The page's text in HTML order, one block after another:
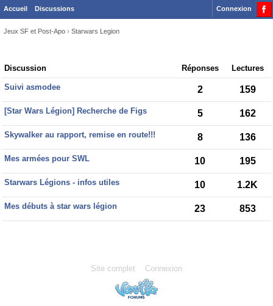
Accueil Discussions Connexion
Jeux SF et Post-Apo › Starwars Legion
Discussion
List
Discussion Réponses Lectures
Suivi asmodee 2 159
[Star Wars Légion] Recherche de Figs 5 162
Skywalker au rapport, remise en route!!! 8 136
Mes armées pour SWL 10 195
Starwars Légions - infos utiles 10 1.2K
Mes débuts à star wars légion 23 853
Site complet Connexion